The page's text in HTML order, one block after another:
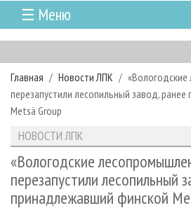
☰ Меню
ГЛАВНАЯ
РУБРИКИ И ТЕМЫ
РУБРИКИ ЖУРНАЛА
ЛЕСНОЕ ХОЗЯЙСТВО
ЛЕСОЗАГОТОВКА
ЛЕСОПИЛЕНИЕ
ДЕРЕВООБРАБОТКА
СУШКА ДРЕВЕСИНЫ
НОВОСТИ
КАЛЕНДАРЬ СОБЫТИЙ
НОВОСТИ ЛПК
НОВОСТИ ЖУРНАЛА
НОВОСТИ КОМПАНИЙ
ПРОЕКТЫ ЛПИ
АНАЛИТИКА
ПРЕДПРИЯТИЯ ЛПК
ЛЕСНЫЕ РЕГИОНЫ РОССИИ
ПЕРСОНЫ
АРХИВ
АРХИВ ЖУРНАЛОВ
СТАТЬИ
О ЖУРНАЛЕ
ПОДПИСКА
КОНТАКТЫ
РЕКЛАМОДАТЕЛЯМ
РЕКЛАМА
Главная Новости ЛПК
перезапустили лесопильный завод,
Metsä Group
НОВОСТИ ЛПК
«Вологодские
перезапустили лесопильный
принадлежавший финской